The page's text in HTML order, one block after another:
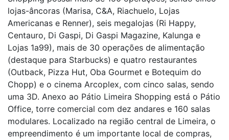
lojas-âncoras (Marisa, C&A, Riachuelo, Lojas
Americanas e Renner), seis megalojas (Ri Happy,
Centauro, Di Gaspi, Di Gaspi Magazine, Kalunga e
Lojas 1a99), mais de 30 operações de alimentação
(destaque para Starbucks) e quatro restaurantes
(Outback, Pizza Hut, Oba Gourmet e Botequim do
Chopp) e o cinema Arcoplex, com cinco salas, sendo
uma 3D. Anexo ao Pátio Limeira Shopping está o Pátio
Office, torre comercial com dez andares e 160 salas
modulares. Localizado na região central de Limeira, o
empreendimento é um importante local de compras,